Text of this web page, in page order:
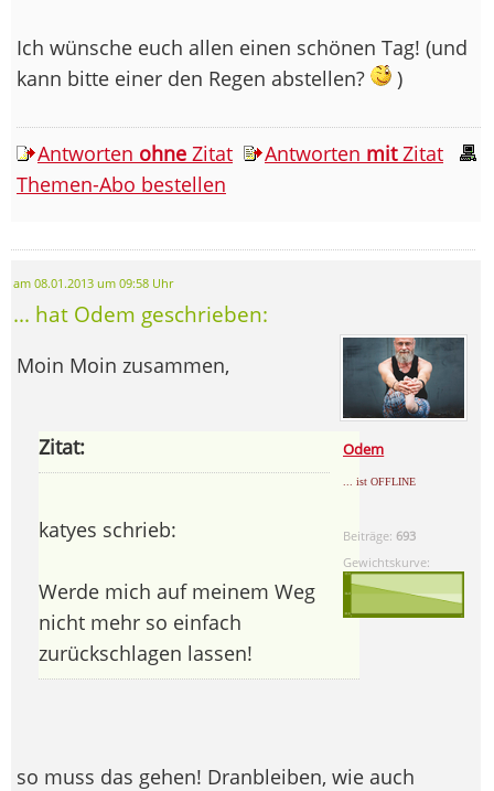
Ich wünsche euch allen einen schönen Tag! (und
kann bitte einer den Regen abstellen?
)
Antworten ohne Zitat Antworten mitZitat
Themen-Abo bestellen
am 08.01.2013 um 09:58 Uhr
... hat Odem geschrieben:
Odem
... ist OFFLINE
Beiträge: 693
Gewichtskurve:
Moin Moin zusammen,
Zitat:
katyes schrieb:
Werde mich auf meinem Weg
nicht mehr so einfach
zurückschlagen lassen!
so muss das gehen! Dranbleiben, wie auch